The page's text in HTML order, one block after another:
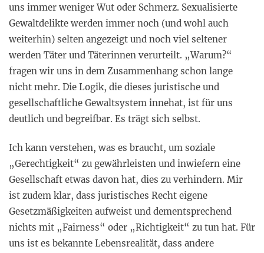
uns immer weniger Wut oder Schmerz. Sexualisierte
Gewaltdelikte werden immer noch (und wohl auch
weiterhin) selten angezeigt und noch viel seltener
werden Täter und Täterinnen verurteilt. „Warum?“
fragen wir uns in dem Zusammenhang schon lange
nicht mehr. Die Logik, die dieses juristische und
gesellschaftliche Gewaltsystem innehat, ist für uns
deutlich und begreifbar. Es trägt sich selbst.
Ich kann verstehen, was es braucht, um soziale
„Gerechtigkeit“ zu gewährleisten und inwiefern eine
Gesellschaft etwas davon hat, dies zu verhindern. Mir
ist zudem klar, dass juristisches Recht eigene
Gesetzmäßigkeiten aufweist und dementsprechend
nichts mit „Fairness“ oder „Richtigkeit“ zu tun hat. Für
uns ist es bekannte Lebensrealität, dass andere